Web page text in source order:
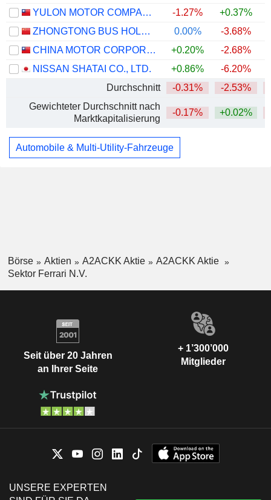
YULON MOTOR COMPANY LTD.
-1.27% +0.37%
ZHONGTONG BUS HOLDING CO.,LTD
0.00% -3.68%
CHINA MOTOR CORPORATION
+0.20% -2.68%
NISSAN SHATAI CO., LTD.
+0.86% -6.20%
Durchschnitt
-0.31% -2.53%
Gewichteter Durchschnitt nach
Marktkapitalisierung
-0.17% +0.02%
Automobile & Multi-Utility-Fahrzeuge
Börse Aktien A2ACKK Aktie
A2ACKK Aktie
Sektor Ferrari N.V.
Seit über 20 Jahren
an Ihrer Seite
+ 1’300’000
Mitglieder
UNSERE EXPERTEN